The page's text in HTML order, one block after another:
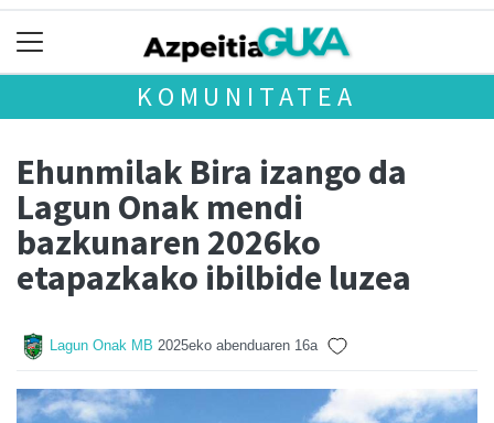
KOMUNITATEA
Ehunmilak Bira izango da
Lagun Onak mendi
bazkunaren 2026ko
etapazkako ibilbide luzea
Lagun Onak MB 2025eko abenduaren 16a